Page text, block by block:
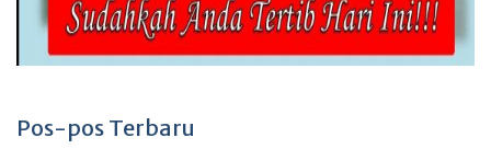
Pos-pos Terbaru